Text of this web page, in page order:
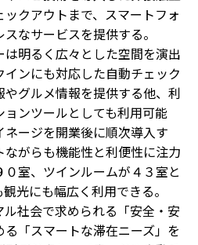
クアウトまで、スマートフォ
なサービスを提供する。
明るく広々とした空間を演出
ンにも対応した自動チェック
グルメ情報を提供する他、利
ンツールとしても利用可能
ージを開業後に順次導入す
がらも機能性と利便性に注力
室、ツインルームが４３室と
光にも幅広く利用できる。
社会で求められる「安全・安
「スマートな滞在ニーズ」を